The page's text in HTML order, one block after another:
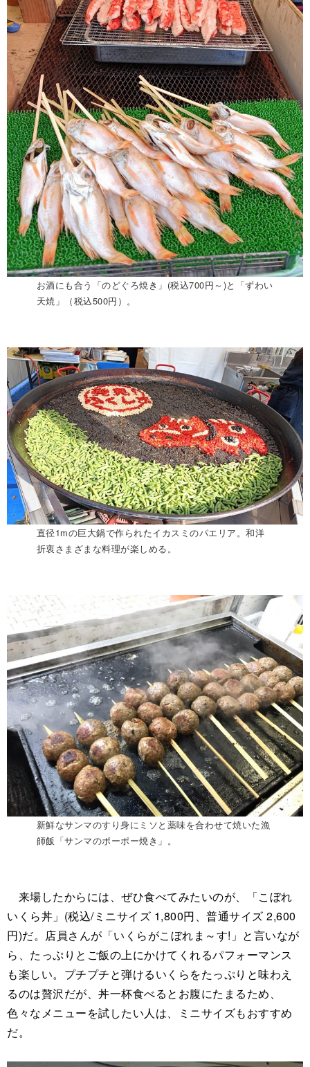
お酒にも合う「のどぐろ焼き」(税込700円～)と「ずわい
天焼」（税込500円）。
直径1mの巨大鍋で作られたイカスミのパエリア。和洋
折衷さまざまな料理が楽しめる。
新鮮なサンマのすり身にミソと薬味を合わせて焼いた漁
師飯「サンマのポーポー焼き」。
来場したからには、ぜひ食べてみたいのが、「こぼれ
いくら丼」(税込/ミニサイズ 1,800円、普通サイズ 2,600
円)だ。店員さんが「いくらがこぼれま～す!」と言いなが
ら、たっぷりとご飯の上にかけてくれるパフォーマンス
も楽しい。プチプチと弾けるいくらをたっぷりと味わえ
るのは贅沢だが、丼一杯食べるとお腹にたまるため、
色々なメニューを試したい人は、ミニサイズもおすすめ
だ。